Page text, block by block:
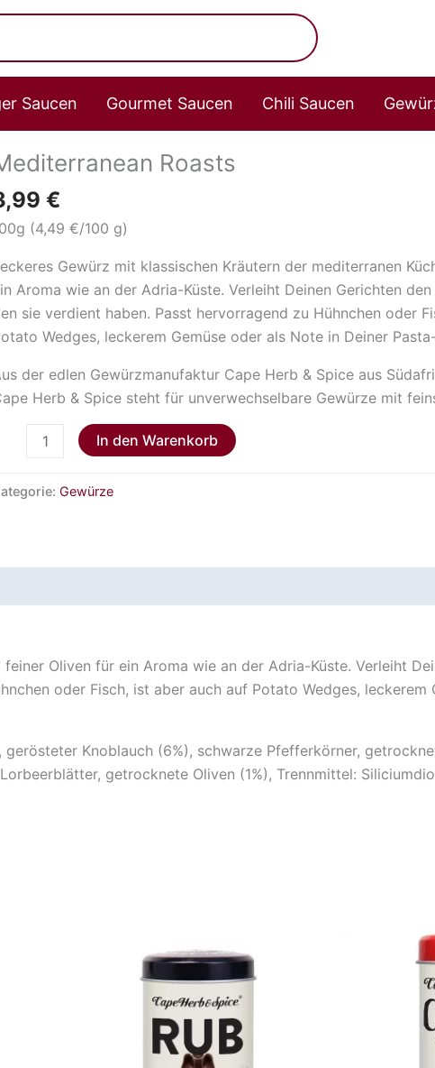
Saucen Gourmet Saucen Chili Saucen
Roasts
€
(4,49 €/100 g)
Gewürz mit klassischen Kräutern der mediterranen
Aroma wie an der Adria-Küste. Verleiht Deinen Gerichten
sie verdient haben. Passt hervorragend zu Hühnchen oder
Wedges, leckerem Gemüse oder als Note in Deiner
der edlen Gewürzmanufaktur Cape Herb & Spice aus
Herb & Spice steht für unverwechselbare Gewürze mit
In den Warenkorb
Gewürze
Oliven für ein Aroma wie an der Adria-Küste. Verleiht
oder Fisch, ist aber auch auf Potato Wedges, leckerem
Knoblauch (6%), schwarze Pfefferkörner,
getrocknete Oliven (1%), Trennmittel: